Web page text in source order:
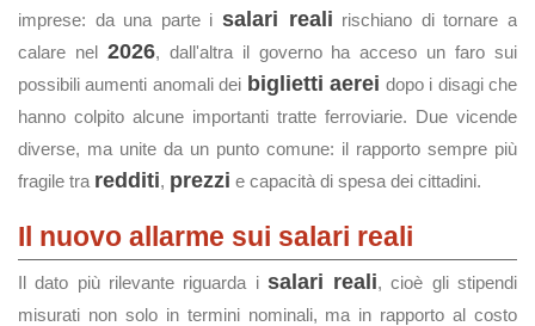
imprese: da una parte i salari reali rischiano di tornare a
calare nel 2026, dall'altra il governo ha acceso un faro sui
possibili aumenti anomali dei biglietti aerei dopo i disagi che
hanno colpito alcune importanti tratte ferroviarie. Due vicende
diverse, ma unite da un punto comune: il rapporto sempre più
fragile tra redditi, prezzi e capacità di spesa dei cittadini.
Il nuovo allarme sui salari reali
Il dato più rilevante riguarda i salari reali, cioè gli stipendi
misurati non solo in termini nominali, ma in rapporto al costo